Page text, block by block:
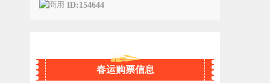
ID:154644
春运购票信息